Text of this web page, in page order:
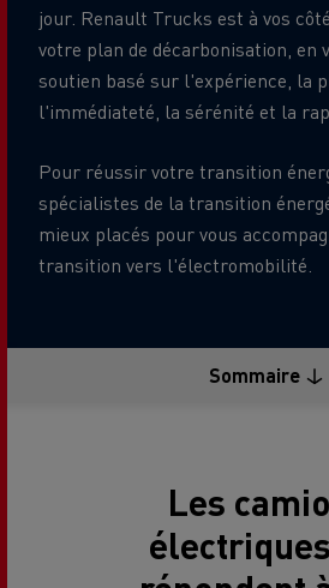
jour. Renault Trucks est à vos
votre plan de décarbonisation, en
soutien basé sur l'expérience, la
l'immédiateté, la sérénité et la
Pour réussir votre transition
spécialistes de la transition
mieux placés pour vous
transition vers l'électromobilité.
Sommaire
Les